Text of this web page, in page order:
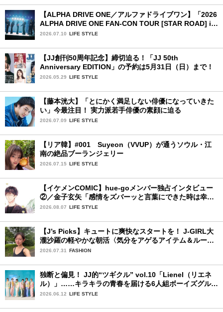
【ALPHA DRIVE ONE／アルファドライブワン】「2026
ALPHA DRIVE ONE FAN-CON TOUR [STAR ROAD] in
YOKOHAMA」1日目詳細レポ【前編】
2026.07.10 LIFE STYLE
【JJ創刊50周年記念】締切迫る！「JJ 50th
Anniversary EDITION」の予約は5月31日（日）まで！
2026.05.29 LIFE STYLE
【藤本洸大】「とにかく満足しない俳優になっていきた
い」今最注目！ 実力派若手俳優の素顔に迫る
2026.07.09 LIFE STYLE
【リア韓】#001 Suyeon（VVUP）が通うソウル・江
南の絶品ブーランジェリー
2026.07.15 LIFE STYLE
【イケメンCOMIC】hue-goメンバー独占インタビュー
②／金子玄矢「感情をズバーッと言葉にできた時は幸
せ〜」
2026.08.07 LIFE STYLE
【J’s Picks】キュートに爽快なスタートを！ J-GIRL大
瀧沙羅の軽やかな朝活〈気分をアゲるアイテム＆ルーテ
ィーン〉
2026.07.31 FASHION
独断と偏見！ JJ的“ツギクル” vol.10「Lienel（リエネ
ル）」……キラキラの青春を届ける6人組ボーイズグルー
プ
2026.06.12 LIFE STYLE